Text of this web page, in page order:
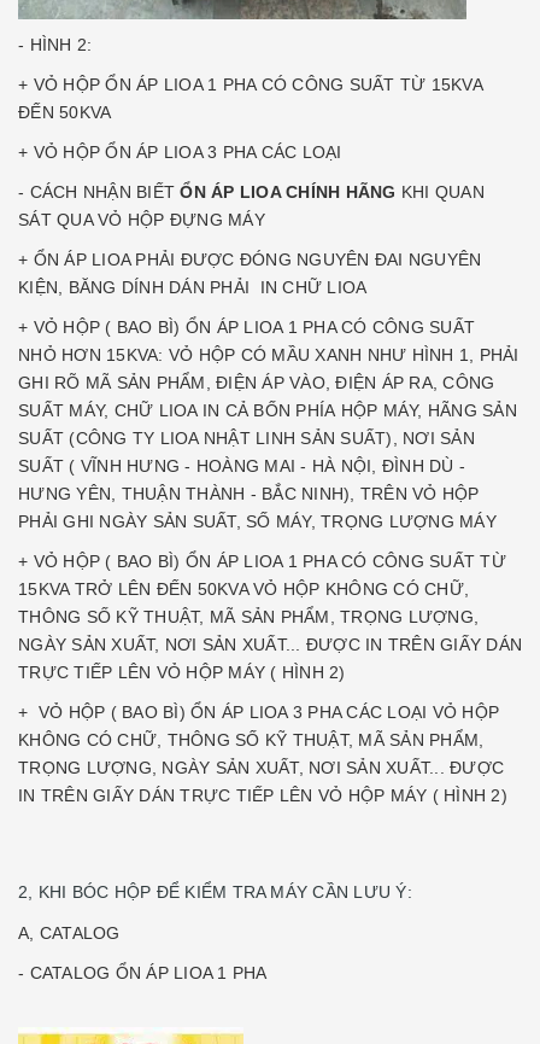
- HÌNH 2:
+ VỎ HỘP ỔN ÁP LIOA 1 PHA CÓ CÔNG SUẤT TỪ 15KVA
ĐẾN 50KVA
+ VỎ HỘP ỔN ÁP LIOA 3 PHA CÁC LOẠI
- CÁCH NHẬN BIẾTỔN ÁP LIOA CHÍNH HÃNG KHI QUAN
SÁT QUA VỎ HỘP ĐỰNG MÁY
+ ỔN ÁP LIOA PHẢI ĐƯỢC ĐÓNG NGUYÊN ĐAI NGUYÊN
KIỆN, BĂNG DÍNH DÁN PHẢI IN CHỮ LIOA
+ VỎ HỘP ( BAO BÌ) ỔN ÁP LIOA 1 PHA CÓ CÔNG SUẤT
NHỎ HƠN 15KVA: VỎ HỘP CÓ MẦU XANH NHƯ HÌNH 1, PHẢI
GHI RÕ MÃ SẢN PHẨM, ĐIỆN ÁP VÀO, ĐIỆN ÁP RA, CÔNG
SUẤT MÁY, CHỮ LIOA IN CẢ BỐN PHÍA HỘP MÁY, HÃNG SẢN
SUẤT (CÔNG TY LIOA NHẬT LINH SẢN SUẤT), NƠI SẢN
SUẤT ( VĨNH HƯNG - HOÀNG MAI - HÀ NỘI, ĐÌNH DÙ -
HƯNG YÊN, THUẬN THÀNH - BẮC NINH), TRÊN VỎ HỘP
PHẢI GHI NGÀY SẢN SUẤT, SỐ MÁY, TRỌNG LƯỢNG MÁY
+ VỎ HỘP ( BAO BÌ) ỔN ÁP LIOA 1 PHA CÓ CÔNG SUẤT TỪ
15KVA TRỞ LÊN ĐẾN 50KVA VỎ HỘP KHÔNG CÓ CHỮ,
THÔNG SỐ KỸ THUẬT, MÃ SẢN PHẨM, TRỌNG LƯỢNG,
NGÀY SẢN XUẤT, NƠI SẢN XUẤT... ĐƯỢC IN TRÊN GIẤY DÁN
TRỰC TIẾP LÊN VỎ HỘP MÁY ( HÌNH 2)
+ VỎ HỘP ( BAO BÌ) ỔN ÁP LIOA 3 PHA CÁC LOẠI VỎ HỘP
KHÔNG CÓ CHỮ, THÔNG SỐ KỸ THUẬT, MÃ SẢN PHẨM,
TRỌNG LƯỢNG, NGÀY SẢN XUẤT, NƠI SẢN XUẤT... ĐƯỢC
IN TRÊN GIẤY DÁN TRỰC TIẾP LÊN VỎ HỘP MÁY ( HÌNH 2)
2, KHI BÓC HỘP ĐỂ KIỂM TRA MÁY CẦN LƯU Ý:
A, CATALOG
- CATALOG ỔN ÁP LIOA 1 PHA